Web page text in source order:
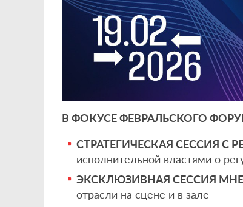
В ФОКУСЕ ФЕВРАЛЬСКОГО
СТРАТЕГИЧЕСКАЯ СЕССИЯ С
исполнительной властями о
ЭКСКЛЮЗИВНАЯ СЕССИЯ
отрасли на сцене и в зале